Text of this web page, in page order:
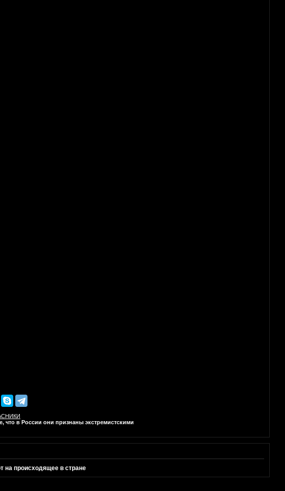
что в России они признаны экстремистскими
на происходящее в стране